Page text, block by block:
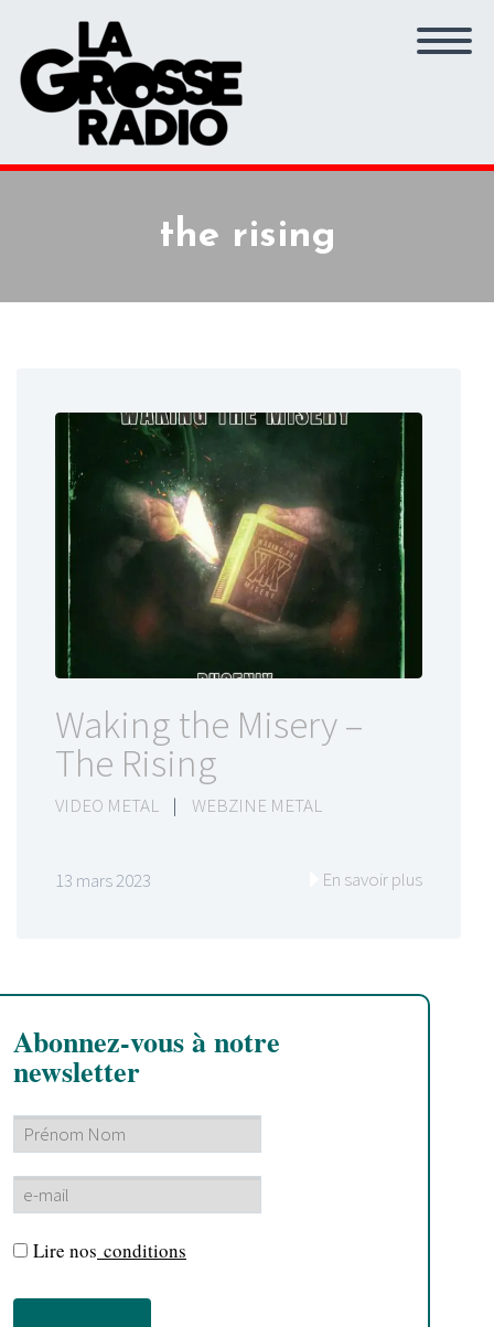
the rising
Waking the Misery –
The Rising
VIDEO METAL | WEBZINE METAL
13 mars 2023 En savoir plus
Abonnez-vous à notre
newsletter
Lire nos conditions